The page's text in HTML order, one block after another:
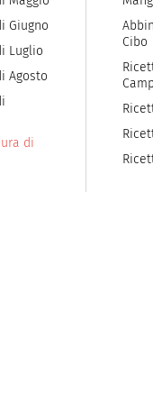
Giugno
Luglio
Agosto
di
Cibo